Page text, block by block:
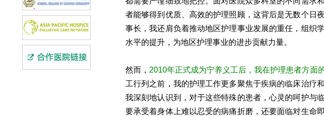
者能够得到优质、高效的护理照顾，这背后是无数个日
事长，我还肩负着推动地区护理事业发展的重任，组织
水平的提升，为地区护理事业的进步贡献力量。
然而， 2010年正式成为宁养义工后，我在护理患者方面
工行列之前，我的护理工作更多聚焦于疾病的临床治疗
我深刻地认识到，对于这些特殊的患者，心灵的呵护与
要承受着身体上难以忍受的病痛折磨，还要面临对生命